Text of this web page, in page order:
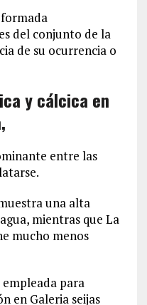
del conjunto de la
de su ocurrencia o
y cálcica en
entre las
una alta
mientras que La
mucho menos
para
en Galeria seijas